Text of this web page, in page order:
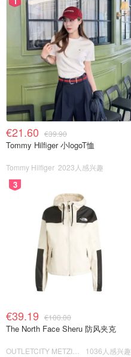
€21.60 €39.90
Tommy Hilfiger 小logoT恤
Tommy Hilfiger 2023人感兴趣
3
€39.19 €100.00
The North Face Sheru 防风夹克
1036人感兴趣